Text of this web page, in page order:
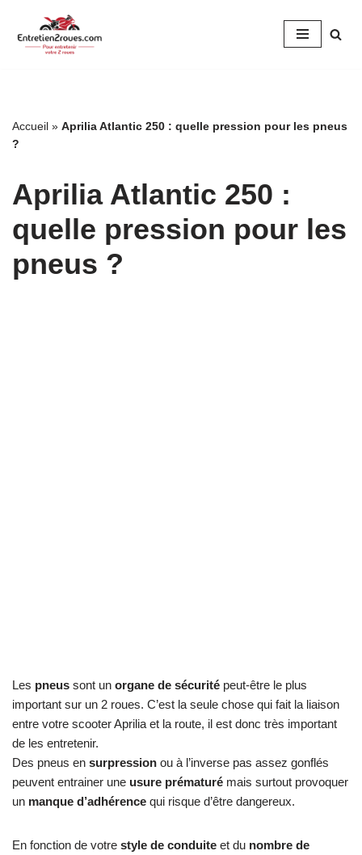
Aller
Accueil » Aprilia Atlantic 250 : quelle pression pour les pneus
?
Aprilia Atlantic 250 :
quelle pression pour les
pneus ?
Les pneus sont un organe de sécurité peut-être le plus
important sur un 2 roues. C’est la seule chose qui fait la liaison
entre votre scooter Aprilia et la route, il est donc très important
de les entretenir.
Des pneus en surpression ou à l’inverse pas assez gonflés
peuvent entrainer une usure prématuré mais surtout provoquer
un manque d’adhérence qui risque d’être dangereux.
En fonction de votre style de conduite et du nombre de